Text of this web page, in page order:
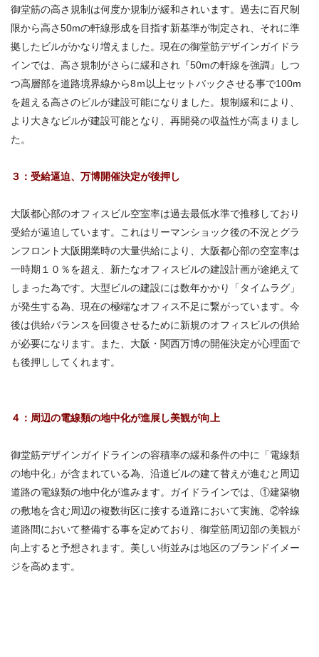
御堂筋の高さ規制は何度か規制が緩和されいます。過去に百尺制
限から高さ50mの軒線形成を目指す新基準が制定され、それに準
拠したビルがかなり増えました。現在の御堂筋デザインガイドラ
インでは、高さ規制がさらに緩和され『50mの軒線を強調』しつ
つ高層部を道路境界線から8ｍ以上セットバックさせる事で100m
を超える高さのビルが建設可能になりました。規制緩和により、
より大きなビルが建設可能となり、再開発の収益性が高まりまし
た。
３：受給逼迫、万博開催決定が後押し
大阪都心部のオフィスビル空室率は過去最低水準で推移しており
受給が逼迫しています。これはリーマンショック後の不況とグラ
ンフロント大阪開業時の大量供給により、大阪都心部の空室率は
一時期１０％を超え、新たなオフィスビルの建設計画が途絶えて
しまった為です。大型ビルの建設には数年かかり「タイムラグ」
が発生する為、現在の極端なオフィス不足に繋がっています。今
後は供給バランスを回復させるために新規のオフィスビルの供給
が必要になります。また、大阪・関西万博の開催決定が心理面で
も後押ししてくれます。
４：周辺の電線類の地中化が進展し美観が向上
御堂筋デザインガイドラインの容積率の緩和条件の中に「電線類
の地中化」が含まれている為、沿道ビルの建て替えが進むと周辺
道路の電線類の地中化が進みます。ガイドラインでは、①建築物
の敷地を含む周辺の複数街区に接する道路において実施、②幹線
道路間において整備する事を定めており、御堂筋周辺部の美観が
向上すると予想されます。美しい街並みは地区のブランドイメー
ジを高めます。